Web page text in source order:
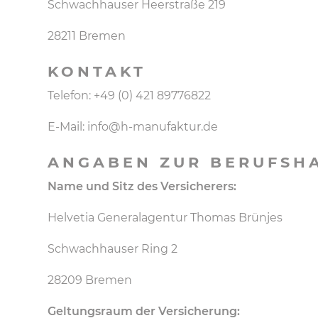
Schwachhauser Heerstraße 219
28211 Bremen
KONTAKT
Telefon: +49 (0) 421 89776822
E-Mail: info@h-manufaktur.de
ANGABEN ZUR
Name und Sitz des Versicherers:
Helvetia Generalagentur Thomas Brünjes
Schwachhauser Ring 2
28209 Bremen
Geltungsraum der Versicherung: